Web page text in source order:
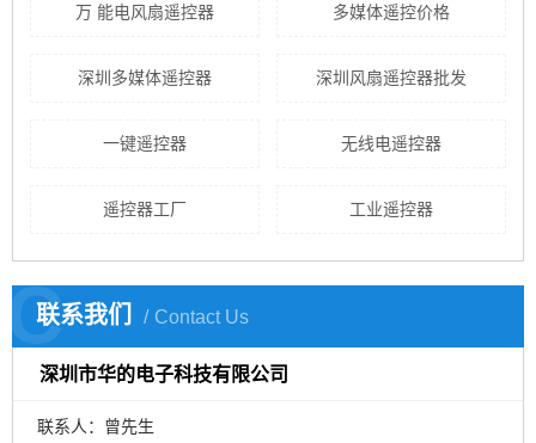
万 能电风扇遥控器 多媒体遥控价格
深圳多媒体遥控器 深圳风扇遥控器批发
一键遥控器 无线电遥控器
遥控器工厂 工业遥控器
联系我们 Contact Us
C
深圳市华的电子科技有限公司
联系人：曾先生